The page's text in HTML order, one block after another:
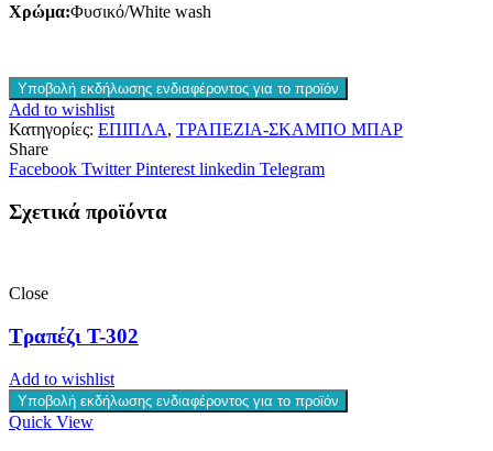
Χρώμα:Φυσικό/White wash
Υποβολή εκδήλωσης ενδιαφέροντος για το προϊόν
Add to wishlist
Κατηγορίες: ΕΠΙΠΛΑ, ΤΡΑΠΕΖΙΑ-ΣΚΑΜΠΟ ΜΠΑΡ
Share
Facebook Twitter Pinterest linkedin Telegram
Σχετικά προϊόντα
Close
Τραπέζι T-302
Add to wishlist
Υποβολή εκδήλωσης ενδιαφέροντος για το προϊόν
Quick View